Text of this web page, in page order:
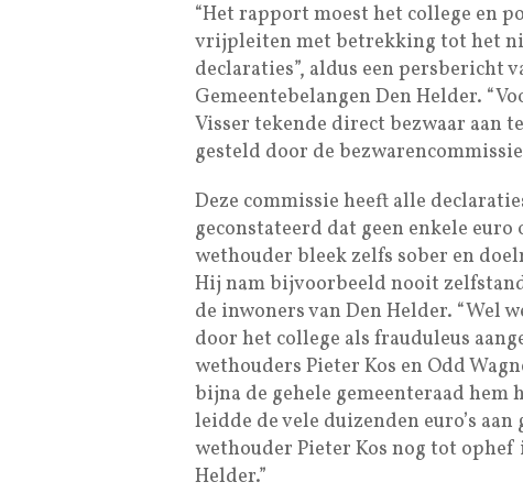
“Het rapport moest het college en
vrijpleiten met betrekking tot het
declaraties”, aldus een persbericht
Gemeentebelangen Den Helder.
Visser tekende direct bezwaar aan
gesteld door de
Deze commissie heeft alle
geconstateerd dat geen enkele
wethouder bleek zelfs sober en
Hij nam bijvoorbeeld nooit
de inwoners van Den Helder. “Wel
door het college als frauduleus
wethouders Pieter Kos en Odd
bijna de gehele gemeenteraad hem
leidde de vele duizenden euro’s
wethouder Pieter Kos nog tot
Helder.”